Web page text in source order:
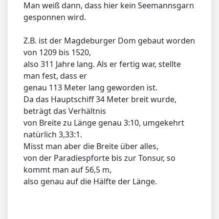
Man weiß dann, dass hier kein Seemannsgarn
gesponnen wird.
Z.B. ist der Magdeburger Dom gebaut worden
von 1209 bis 1520,
also 311 Jahre lang. Als er fertig war, stellte
man fest, dass er
genau 113 Meter lang geworden ist.
Da das Hauptschiff 34 Meter breit wurde,
beträgt das Verhältnis
von Breite zu Länge genau 3:10, umgekehrt
natürlich 3,33:1.
Misst man aber die Breite über alles,
von der Paradiespforte bis zur Tonsur, so
kommt man auf 56,5 m,
also genau auf die Hälfte der Länge.